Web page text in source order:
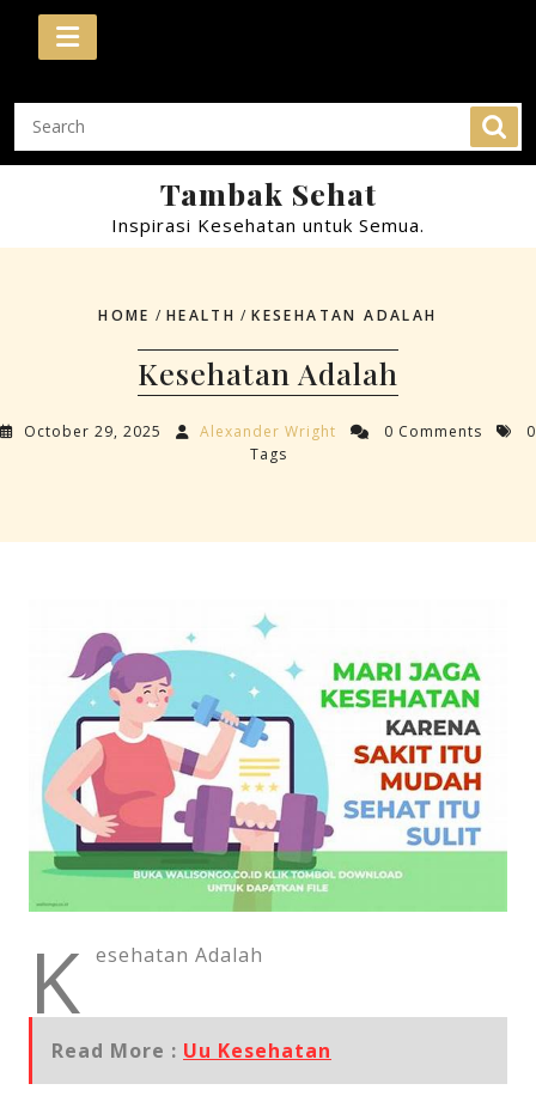
Skip
Tambak Sehat
Inspirasi Kesehatan untuk Semua.
HOME / HEALTH /KESEHATAN ADALAH
Kesehatan Adalah
October 29, 2025 Alexander Wright 0 Comments
0
Tags
K esehatan Adalah
Read More : Uu Kesehatan